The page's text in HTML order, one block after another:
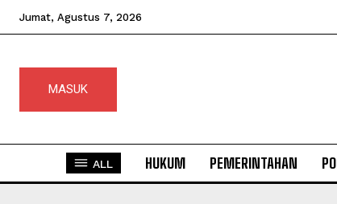
Jumat, Agustus 7, 2026
MASUK
ALL HUKUM PEMERINTAHAN